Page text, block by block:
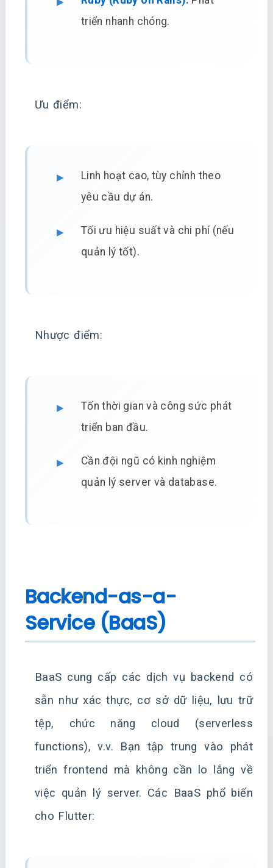
triển nhanh chóng.
Ưu điểm:
Linh hoạt cao, tùy chỉnh theo
yêu cầu dự án.
Tối ưu hiệu suất và chi phí (nếu
quản lý tốt).
Nhược điểm:
Tốn thời gian và công sức phát
triển ban đầu.
Cần đội ngũ có kinh nghiệm
quản lý server và database.
Backend-as-a-
Service (BaaS)
BaaS cung cấp các dịch vụ backend có
sẵn như xác thực, cơ sở dữ liệu, lưu trữ
tệp, chức năng cloud (serverless
functions), v.v. Bạn tập trung vào phát
triển frontend mà không cần lo lắng về
việc quản lý server. Các BaaS phổ biến
cho Flutter: